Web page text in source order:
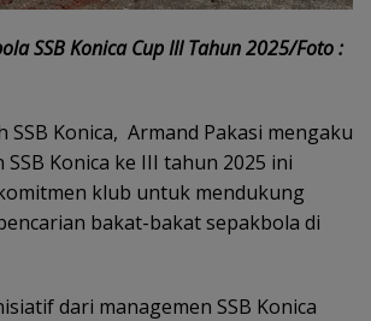
SSB Konica Cup III Tahun 2025/Foto :
SSB Konica, Armand Pakasi mengaku
Konica ke III tahun 2025 ini
klub untuk mendukung
bakat-bakat sepakbola di
dari managemen SSB Konica